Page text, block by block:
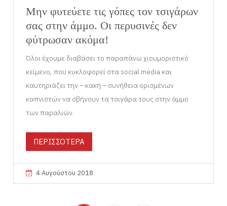
Μην φυτεύετε τις γόπες τον τσιγάρων
σας στην άμμο. Οι περυσινές δεν
φύτρωσαν ακόμα!
Όλοι έχουμε διαβάσει το παραπάνω χιουμοριστικό
κείμενο, που κυκλοφορεί στα social media και
καυτηριάζει την – κακή – συνήθεια ορισμένων
καπνιστών να σβήνουν τα τσιγάρα τους στην άμμο
των παραλιών.
ΠΕΡΙΣΣΟΤΕΡΑ
4 Αυγούστου 2018